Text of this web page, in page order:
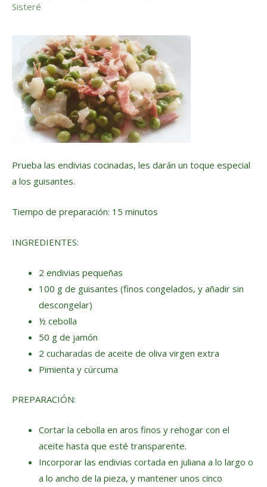
Sisteré
Prueba las endivias cocinadas, les darán un toque especial
a los guisantes.
Tiempo de preparación: 15 minutos
INGREDIENTES:
2 endivias pequeñas
100 g de guisantes (finos congelados, y añadir sin
descongelar)
½ cebolla
50 g de jamón
2 cucharadas de aceite de oliva virgen extra
Pimienta y cúrcuma
PREPARACIÓN:
Cortar la cebolla en aros finos y rehogar con el
aceite hasta que esté transparente.
Incorporar las endivias cortada en juliana a lo largo o
a lo ancho de la pieza, y mantener unos cinco